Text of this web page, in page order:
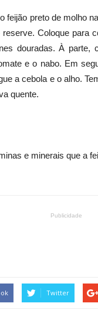
feijão preto de molho
Coloque para
douradas. À parte,
e o nabo. Em
a cebola e o alho.
quente.
e minerais que a
Publicidade
Twitter